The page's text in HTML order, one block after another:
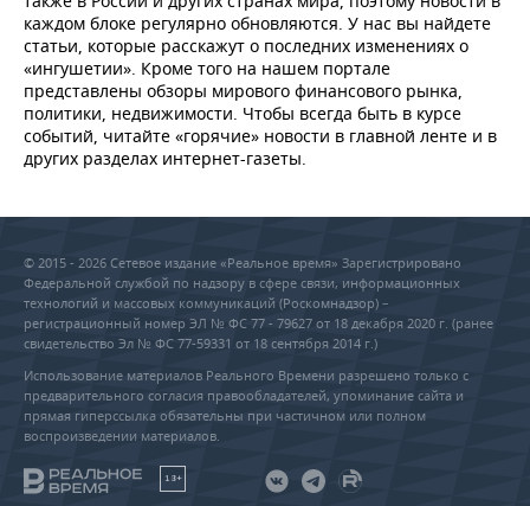
каждом блоке регулярно обновляются. У нас вы найдете
статьи, которые расскажут о последних изменениях о
«ингушетии». Кроме того на нашем портале
представлены обзоры мирового финансового рынка,
политики, недвижимости. Чтобы всегда быть в курсе
событий, читайте «горячие» новости в главной ленте и в
других разделах интернет-газеты.
© 2015 - 2026 Сетевое издание «Реальное время» Зарегистрировано
Федеральной службой по надзору в сфере связи, информационных
технологий и массовых коммуникаций (Роскомнадзор) –
регистрационный номер ЭЛ № ФС 77 - 79627 от 18 декабря 2020 г. (ранее
свидетельство Эл № ФС 77-59331 от 18 сентября 2014 г.)
Использование материалов Реального Времени разрешено только с
предварительного согласия правообладателей, упоминание сайта и
прямая гиперссылка обязательны при частичном или полном
воспроизведении материалов.
18+